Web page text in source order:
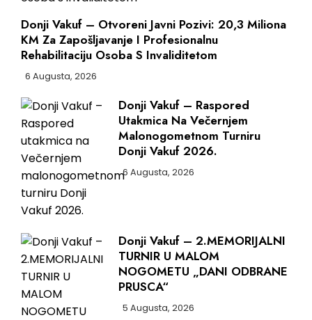
Donji Vakuf – Otvoreni Javni Pozivi: 20,3 Miliona
KM Za Zapošljavanje I Profesionalnu
Rehabilitaciju Osoba S Invaliditetom
6 Augusta, 2026
Donji Vakuf – Raspored
Utakmica Na Večernjem
Malonogometnom Turniru
Donji Vakuf 2026.
6 Augusta, 2026
Donji Vakuf – 2.MEMORIJALNI
TURNIR U MALOM
NOGOMETU „DANI ODBRANE
PRUSCA“
5 Augusta, 2026